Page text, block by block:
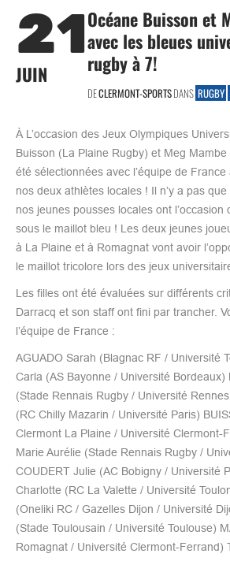
21
JUIN
Océane Buisson et
avec les bleues
rugby à 7!
DECLERMONT-SPORTSDANS RUGBY
À L’occasion des Jeux Olympiques
Buisson (La Plaine Rugby) et Meg
été sélectionnées avec l’équipe de
nos deux athlètes locales ! Il n’y a pas
nos jeunes pousses locales ont l’occasion
sous le maillot bleu ! Les deux jeunes
à La Plaine et à Romagnat vont avoir
le maillot tricolore lors des jeux
Les filles ont été évaluées sur différents
Darracq et son staff ont fini par trancher.
l’équipe de France :
AGUADO Sarah (Blagnac RF / Université
Carla (AS Bayonne / Université Bordeaux)
(Stade Rennais Rugby / Université
(RC Chilly Mazarin / Université Paris)
Clermont La Plaine / Université Clermont-
Marie Aurélie (Stade Rennais Rugby /
COUDERT Julie (AC Bobigny / Université
Charlotte (RC La Valette / Université
(Oneliki RC / Gazelles Dijon / Université
(Stade Toulousain / Université Toulouse)
Romagnat / Université Clermont-Ferrand)